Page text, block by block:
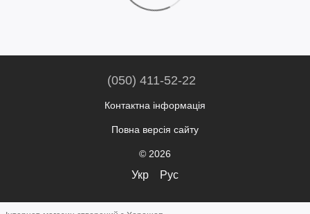
(050) 411-52-22
Контактна інформація
Повна версія сайту
© 2026
Укр Рус